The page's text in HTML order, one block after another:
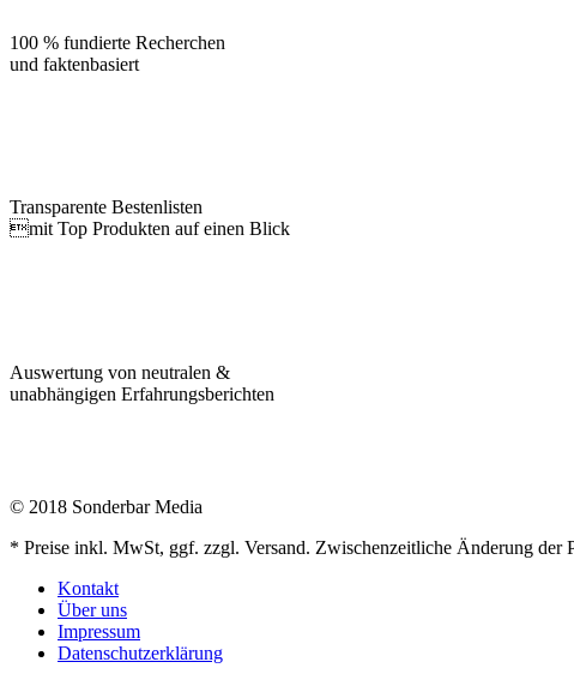
100 % fundierte Recherchen
und faktenbasiert
Transparente Bestenlisten
mit Top Produkten auf einen Blick
Auswertung von neutralen &
unabhängigen Erfahrungsberichten
© 2018 Sonderbar Media
* Preise inkl. MwSt, ggf. zzgl. Versand. Zwischenzeitliche Änderung
Kontakt
Über uns
Impressum
Datenschutzerklärung